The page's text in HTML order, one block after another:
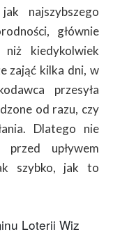
najszybszego
głównie
kiedykolwiek
zająć kilka dni, w
przesyła
od razu, czy
Dlatego nie
upływem
szybko, jak to
Loterii Wiz